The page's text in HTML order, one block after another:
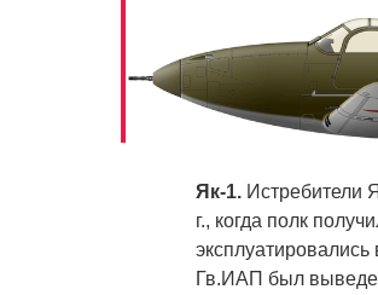
Як-1. Истребители
г., когда полк
Гв.ИАП был